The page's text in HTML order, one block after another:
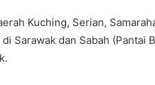
Kuching, Serian,
Sarawak dan Sabah (Pantai